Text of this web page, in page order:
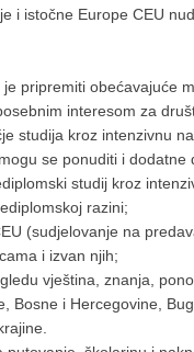
istočne Europe CEU
pripremiti
interesom za
studija kroz intenzivnu
se ponuditi i dodatne
studij kroz
razini;
(sudjelovanje na
i izvan njih;
vještina, znanja,
Bosne i Hercegovine,